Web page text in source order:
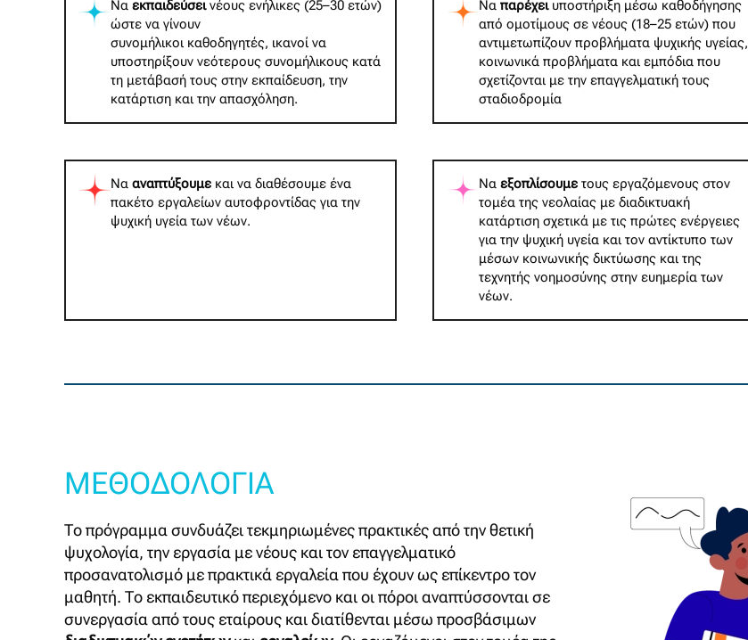
Να εκπαιδεύσεινέους ενήλικες (25–30 ετών)
ώστε να γίνουν
συνομήλικοι καθοδηγητές, ικανοί να
υποστηρίξουν νεότερους συνομήλικους κατά
τη μετάβασή τους στην εκπαίδευση, την
κατάρτιση και την απασχόληση.
Ναπαρέχειυποστήριξη μέσω καθοδήγησης
από ομοτίμους σε νέους (18–25 ετών) που
αντιμετωπίζουν προβλήματα ψυχικής υγείας,
κοινωνικά προβλήματα και εμπόδια που
σχετίζονται με την επαγγελματική τους
σταδιοδρομία
Να αναπτύξουμε και να διαθέσουμε ένα
πακέτο εργαλείων αυτοφροντίδας για την
ψυχική υγεία των νέων.
Ναεξοπλίσουμε τους εργαζόμενους στον
τομέα της νεολαίας με διαδικτυακή
κατάρτιση σχετικά με τις πρώτες ενέργειες
για την ψυχική υγεία και τον αντίκτυπο των
μέσων κοινωνικής δικτύωσης και της
τεχνητής νοημοσύνης στην ευημερία των
νέων.
ΜΕΘΟΔΟΛΟΓΙΑ
Το πρόγραμμα συνδυάζει τεκμηριωμένες πρακτικές από την θετική
ψυχολογία, την εργασία με νέους και τον επαγγελματικό
προσανατολισμό με πρακτικά εργαλεία που έχουν ως επίκεντρο τον
μαθητή. Το εκπαιδευτικό περιεχόμενο και οι πόροι αναπτύσσονται σε
συνεργασία από τους εταίρους και διατίθενται μέσω προσβάσιμων